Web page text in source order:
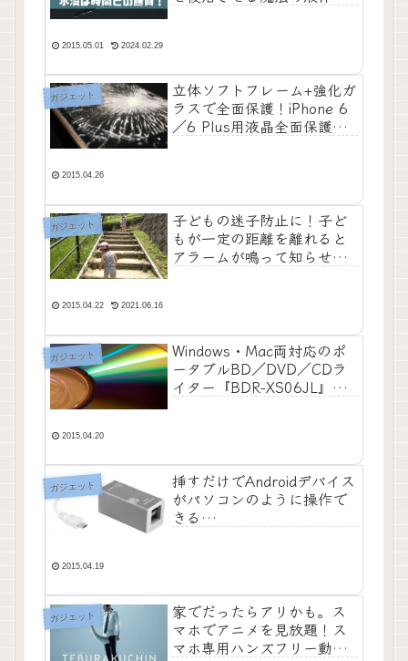
2015.05.01 2024.02.29
ガジェット
立体ソフトフレーム+強化ガ
ラスで全面保護！iPhone 6
／6 Plus用液晶全面保護ガ
2015.04.26
ガジェット
子どもの迷子防止に！子ど
もが一定の距離を離れると
アラームが鳴って知らせて
2015.04.22 2021.06.16
ガジェット
Windows・Mac両対応のポ
ータブルBD／DVD／CDラ
イター『BDR-XS06JL』が
2015.04.20
ガジェット
挿すだけでAndroidデバイス
がパソコンのように操作で
きる
2015.04.19
ガジェット
家でだったらアリかも。ス
マホでアニメを見放題！ス
マホ専用ハンズフリー動画